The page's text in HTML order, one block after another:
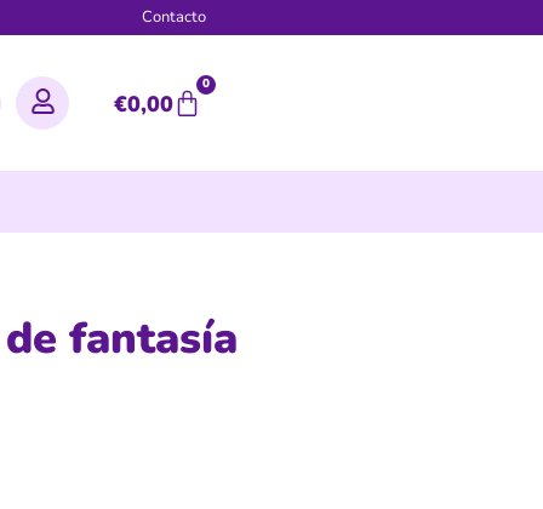
Contacto
€0,00
0
fantasía